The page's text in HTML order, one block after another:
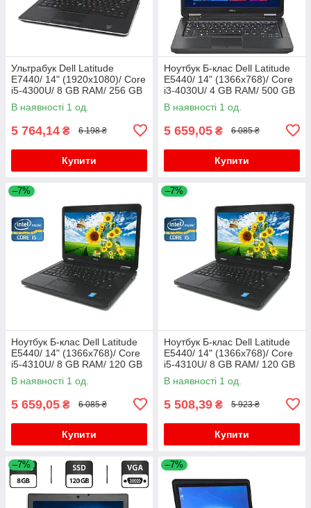
Ультрабук Dell Latitude
E7440/ 14" (1920x1080)/ Core
i5-4300U/ 8 GB RAM/ 256 GB
SSD/ HD 4400/ АКБ 0%
В наявності 1 од.
5 764,14 ₴ 6 198 ₴
Купити
Ноутбук Б-клас Dell Latitude
E5440/ 14" (1366x768)/ Core
i3-4030U/ 4 GB RAM/ 500 GB
HDD/ HD 4400
В наявності 1 од.
5 659,05 ₴ 6 085 ₴
Купити
–7%
Ноутбук Б-клас Dell Latitude
E5440/ 14" (1366x768)/ Core
i5-4310U/ 8 GB RAM/ 120 GB
SSD/ HD 4400
В наявності 1 од.
5 659,05 ₴ 6 085 ₴
Купити
–7%
Ноутбук Б-клас Dell Latitude
E5440/ 14" (1366x768)/ Core
i5-4310U/ 8 GB RAM/ 120 GB
SSD/ HD 4400
В наявності 1 од.
5 508,39 ₴ 5 923 ₴
Купити
–7% –7%